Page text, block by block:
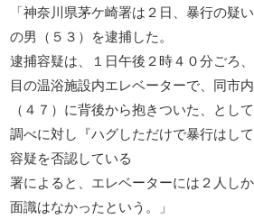
「神奈川県茅ケ崎署は２日、暴行の疑
の男（５３）を逮捕した。
逮捕容疑は、１日午後２時４０分ごろ
目の温浴施設内エレベーターで、同市
（４７）に背後から抱きついた、として
調べに対し『ハグしただけで暴行はして
容疑を否認している
署によると、エレベーターには２人しか
面識はなかったという。」